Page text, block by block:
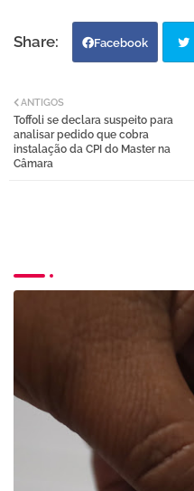
Facebook
ANTIGOS
Toffoli se declara suspeito para
analisar pedido que cobra
instalação da CPI do Master na
Câmara